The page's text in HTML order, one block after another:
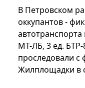
В Петровском
оккупантов -
МТ-ЛБ, 3 ед.
проследовали с
Жилплощадки в